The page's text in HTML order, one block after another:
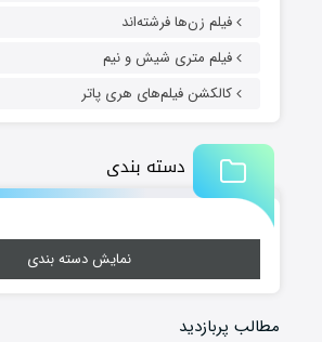
فیلم زن‌ها فرشته‌اند
فیلم متری شیش و نیم
کالکشن فیلم‌های هری پاتر
دسته بندی
نمایش دسته بندی
مطالب پربازدید